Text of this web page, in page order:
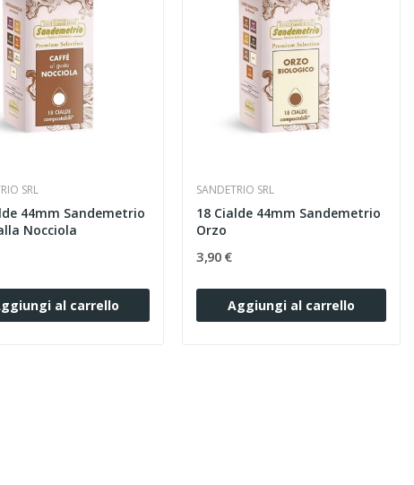
SRL
44mm Sandemetrio
Nocciola
al carrello
SANDETRIO SRL
18 Cialde 44mm Sandemetrio
Orzo
3,90 €
Aggiungi al carrello